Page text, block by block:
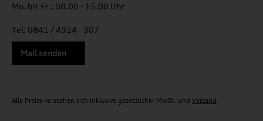
Mo. bis Fr.: 08.00 - 15.00 Uhr
Tel: 0841 / 4914 - 307
Mail senden
Alle Preise verstehen sich inklusive gesetzlicher MwSt. und Versand